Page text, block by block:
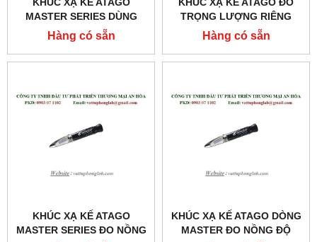
KHÚC XẠ KẾ ATAGO
MASTER SERIES DÙNG
CHO KHÁM VÀ CHỮA
BỆNH MODEL:MASTER-
SUR/NΑ
Hàng có sẵn
KHÚC XẠ KẾ ATAGO ĐO
TRỌNG LƯỢNG RIÊNG
NƯỚC TIỂU CỦA CHÓ
MODEL:PAL-USG (DOG)
Hàng có sẵn
KHÚC XẠ KẾ ATAGO
MASTER SERIES ĐO NỒNG
KHÚC XẠ KẾ ATAGO DÒNG
MASTER ĐO NỒNG ĐỘ